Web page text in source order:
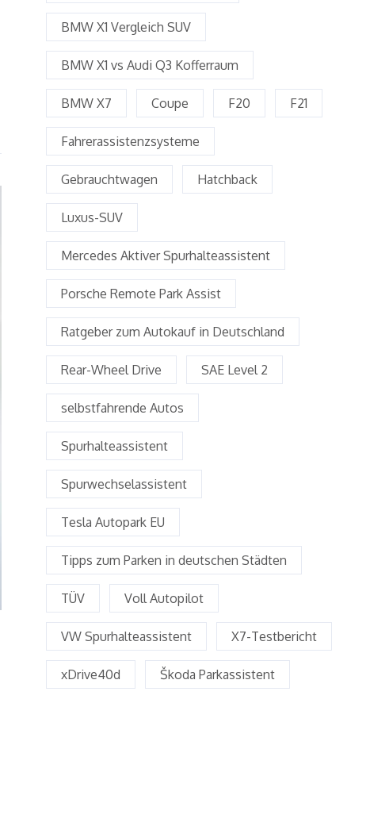
BMW X1 Vergleich SUV
BMW X1 vs Audi Q3 Kofferraum
BMW X7 Coupe F20 F21
Fahrerassistenzsysteme
Gebrauchtwagen Hatchback
Luxus-SUV
Mercedes Aktiver Spurhalteassistent
Porsche Remote Park Assist
Ratgeber zum Autokauf in Deutschland
Rear-Wheel Drive SAE Level 2
selbstfahrende Autos
Spurhalteassistent
Spurwechselassistent
Tesla Autopark EU
Tipps zum Parken in deutschen Städten
TÜV Voll Autopilot
VW Spurhalteassistent X7-Testbericht
xDrive40d Škoda Parkassistent